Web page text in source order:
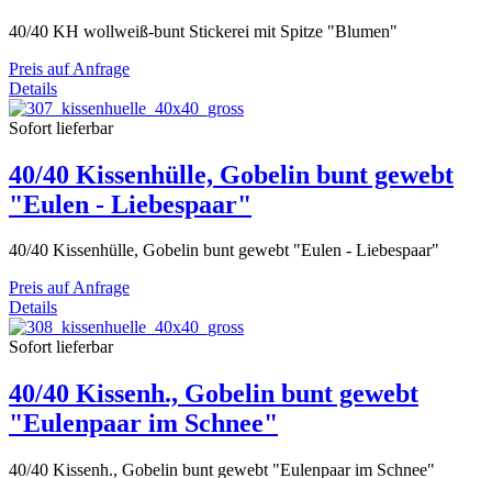
40/40 KH wollweiß-bunt Stickerei mit Spitze "Blumen"
Preis auf Anfrage
Details
Sofort lieferbar
40/40 Kissenhülle, Gobelin bunt gewebt
"Eulen - Liebespaar"
40/40 Kissenhülle, Gobelin bunt gewebt "Eulen - Liebespaar"
Preis auf Anfrage
Details
Sofort lieferbar
40/40 Kissenh., Gobelin bunt gewebt
"Eulenpaar im Schnee"
40/40 Kissenh., Gobelin bunt gewebt "Eulenpaar im Schnee"